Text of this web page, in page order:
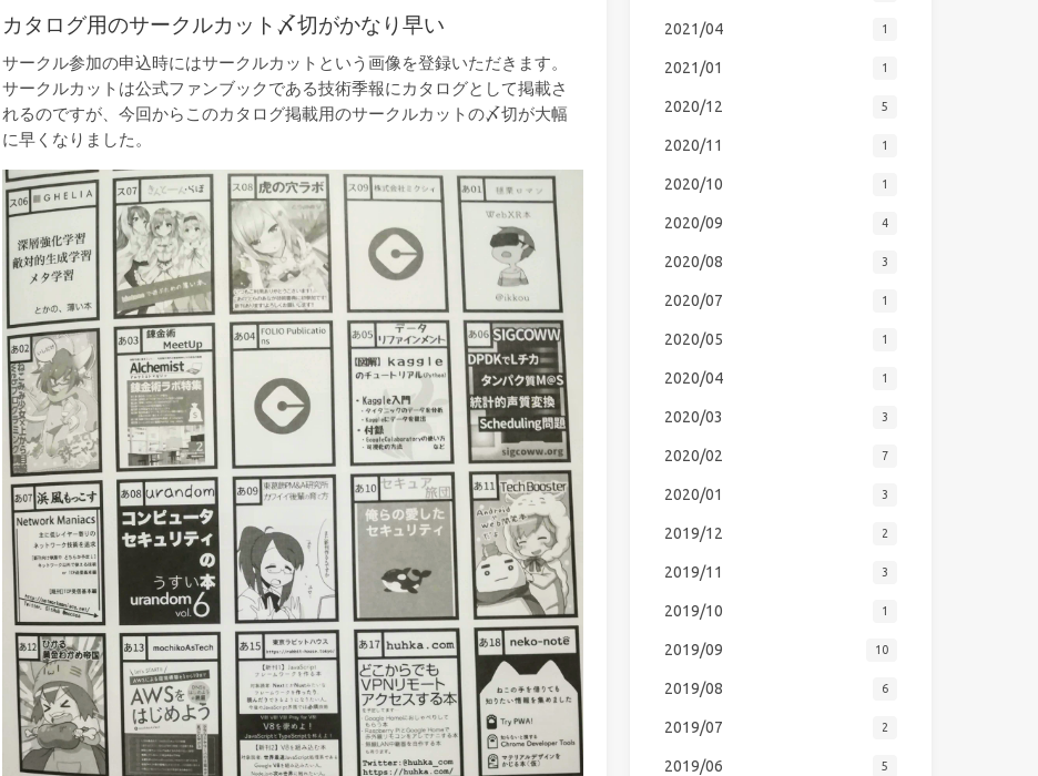
カタログ用のサークルカット〆切がかなり早い
サークル参加の申込時にはサークルカットという画像を登録いただきます。
サークルカットは公式ファンブックである技術季報にカタログとして掲載さ
れるのですが、今回からこのカタログ掲載用のサークルカットの〆切が大幅
に早くなりました。
2021/04 1
2021/01 1
2020/12 5
2020/11 1
2020/10 1
2020/09 4
2020/08 3
2020/07 1
2020/05 1
2020/04 1
2020/03 3
2020/02 7
2020/01 3
2019/12 2
2019/11 3
2019/10 1
2019/09 10
2019/08 6
2019/07 2
2019/06 5